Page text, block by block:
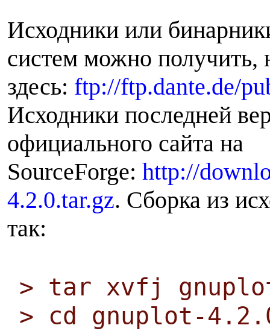
Исходники или
систем можно получить,
здесь: ftp://ftp.dante.de/
Исходники последней
официального сайта на
SourceForge: http://
4.2.0.tar.gz. Сборка из
так:
> tar xvfj
> cd gnuplot-